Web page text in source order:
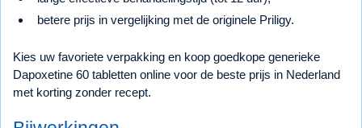
betere prijs in vergelijking met de originele Priligy.
Kies uw favoriete verpakking en koop goedkope generieke
Dapoxetine 60 tabletten online voor de beste prijs in Nederland
met korting zonder recept.